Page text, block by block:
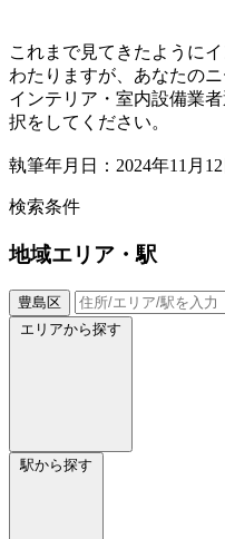
これまで見てきたように
わたりますが、あなたの
インテリア・室内設備業
択をしてください。
執筆年月日：2024年11月12
検索条件
地域エリア・駅
豊島区
エリアから探す
駅から探す